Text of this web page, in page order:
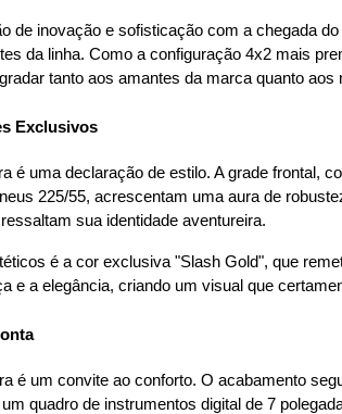
de inovação e sofisticação com a chegada do
da linha. Como a configuração 4x2 mais
tanto aos amantes da marca quanto
Exclusivos
é uma declaração de estilo. A grade frontal,
225/55, acrescentam uma aura de
sua identidade aventureira.
é a cor exclusiva "Slash Gold", que
e a elegância, criando um visual que
é um convite ao conforto. O acabamento
quadro de instrumentos digital de 7